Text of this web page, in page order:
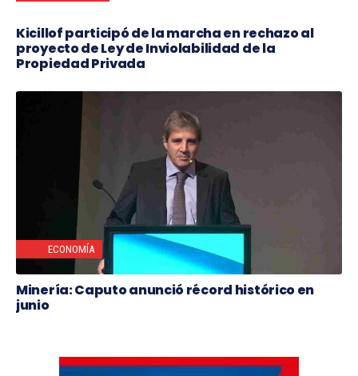
Kicillof participó de la marcha en rechazo al
proyecto de Ley de Inviolabilidad de la
Propiedad Privada
ECONOMÍA
Minería: Caputo anunció récord histórico en
junio